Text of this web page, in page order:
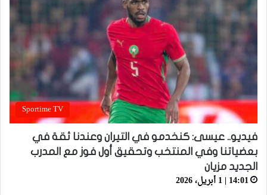
Sportime TV
فيديو.. عيسى: كنخدمو في التيران وعندنا ثقة في
بعضياتنا وفي المنتخب وتحقيق أول فوز مع المدرب
الجديد مزيان
14:01 | 1 أبريل، 2026